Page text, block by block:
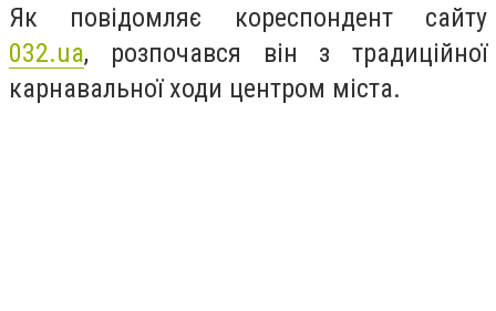
Як повідомляє кореспондент сайту
032.ua, розпочався він з традиційної
карнавальної ходи центром міста.